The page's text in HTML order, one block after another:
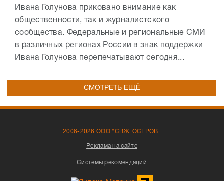
Ивана Голунова приковано внимание как
общественности, так и журналистского
сообщества. Федеральные и региональные СМИ
в различных регионах России в знак поддержки
Ивана Голунова перепечатывают сегодня...
СМОТРЕТЬ ЕЩЁ
2006-2026 ООО "СВЖ"ОСТРОВ"
Реклама на сайте
Системы рекомендаций